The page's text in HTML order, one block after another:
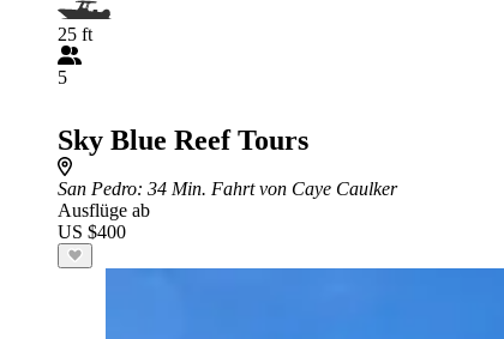
25 ft
5
Sky Blue Reef Tours
San Pedro: 34 Min. Fahrt von Caye Caulker
Ausflüge ab
US $400